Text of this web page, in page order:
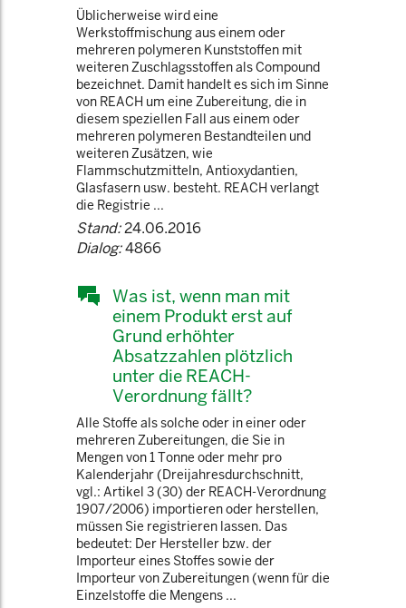
Üblicherweise wird eine
Werkstoffmischung aus einem oder
mehreren polymeren Kunststoffen mit
weiteren Zuschlagsstoffen als Compound
bezeichnet. Damit handelt es sich im Sinne
von REACH um eine Zubereitung, die in
diesem speziellen Fall aus einem oder
mehreren polymeren Bestandteilen und
weiteren Zusätzen, wie
Flammschutzmitteln, Antioxydantien,
Glasfasern usw. besteht. REACH verlangt
die Registrie ...
Stand:24.06.2016
Dialog:4866
Was ist, wenn man mit
einem Produkt erst auf
Grund erhöhter
Absatzzahlen plötzlich
unter die REACH-
Verordnung fällt?
Alle Stoffe als solche oder in einer oder
mehreren Zubereitungen, die Sie in
Mengen von 1 Tonne oder mehr pro
Kalenderjahr (Dreijahresdurchschnitt,
vgl.: Artikel 3 (30) der REACH-Verordnung
1907/2006) importieren oder herstellen,
müssen Sie registrieren lassen. Das
bedeutet: Der Hersteller bzw. der
Importeur eines Stoffes sowie der
Importeur von Zubereitungen (wenn für die
Einzelstoffe die Mengens ...